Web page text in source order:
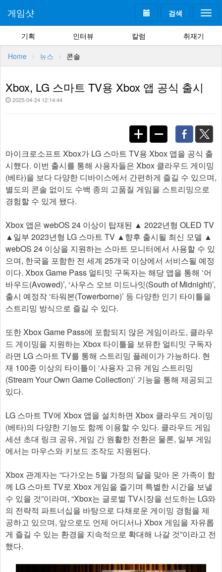
검색
게임샷
기획 인터뷰 칼럼 취재기
Home 뉴스 콘솔
Xbox, LG 스마트 TV용 Xbox 앱 공식 출시
2025-04-24 12:14:44
마이크로소프트 Xbox가 LG 스마트 TV용 Xbox 앱을 공식 출
시했다. 이번 출시를 통해 사용자들은 Xbox 클라우드 게이밍
(베타)을 보다 다양한 디바이스에서 간편하게 즐길 수 있으며,
별도의 콘솔 없이도 수백 종의 고품질 게임을 스트리밍으로
경험할 수 있게 됐다.
Xbox 앱은 webOS 24 이상이 탑재된 ▲ 2022년형 OLED TV
▲일부 2023년형 LG 스마트 TV ▲향후 출시될 최신 모델 ▲
webOS 24 이상을 지원하는 스마트 모니터에서 사용할 수 있
으며, 한국을 포함한 전 세계 25개국 이상에서 서비스될 예정
이다. Xbox Game Pass 얼티밋 구독자는 해당 앱을 통해 ‘어
바우드(Avowed)’, ‘사우스 오브 미드나잇(South of Midnight)’,
출시 예정작 ‘타워본(Towerborne)’ 등 다양한 인기 타이틀을
스트리밍 방식으로 즐길 수 있다.
또한 Xbox Game Pass에 포함되지 않은 게임이라도, 클라우
드 게이밍을 지원하는 Xbox 타이틀을 보유한 얼티밋 구독자
라면 LG 스마트 TV를 통해 스트리밍 플레이가 가능하다. 현
재 100종 이상의 타이틀이 ‘사용자 고유 게임 스트리밍
(Stream Your Own Game Collection)’ 기능을 통해 제공되고
있다.
LG 스마트 TV에 Xbox 앱을 설치하면 Xbox 클라우드 게이밍
(베타)의 다양한 기능도 함께 이용할 수 있다. 클라우드 게임
세션 초대 링크 공유, 게임 간 원활한 전환은 물론, 일부 게임
에서는 마우스와 키보드 조작도 지원된다.
Xbox 관계자는 “다가오는 5월 가정의 달을 맞아 온 가족이 함
께 LG 스마트 TV로 Xbox 게임을 즐기며 특별한 시간을 보낼
수 있을 것”이라며, “Xbox는 글로벌 TV시장을 선도하는 LG와
의 전략적 파트너십을 바탕으로 다채로운 게이밍 경험을 제
공하고 있으며, 앞으로도 언제 어디서나 Xbox 게임을 자유롭
게 즐길 수 있는 환경을 지속적으로 확대해 나갈 것”이라고 전
했다.